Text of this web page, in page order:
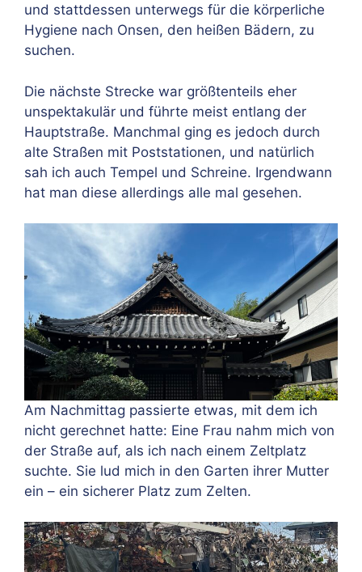
und stattdessen unterwegs für die körperliche
Hygiene nach Onsen, den heißen Bädern, zu
suchen.
Die nächste Strecke war größtenteils eher
unspektakulär und führte meist entlang der
Hauptstraße. Manchmal ging es jedoch durch
alte Straßen mit Poststationen, und natürlich
sah ich auch Tempel und Schreine. Irgendwann
hat man diese allerdings alle mal gesehen.
Am Nachmittag passierte etwas, mit dem ich
nicht gerechnet hatte: Eine Frau nahm mich von
der Straße auf, als ich nach einem Zeltplatz
suchte. Sie lud mich in den Garten ihrer Mutter
ein – ein sicherer Platz zum Zelten.